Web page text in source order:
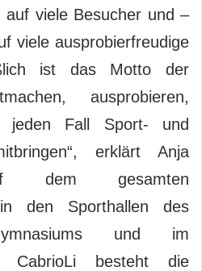
auf viele Besucher und –
viele ausprobierfreudige
ist das Motto der
ausprobieren,
jeden Fall Sport- und
erklärt Anja
dem gesamten
in den Sporthallen des
und im
CabrioLi besteht die